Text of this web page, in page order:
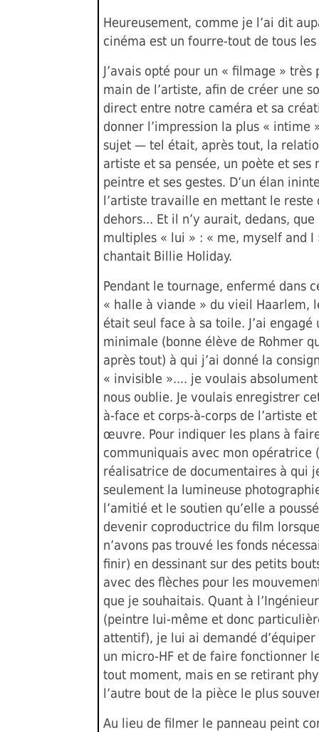
Heureusement, comme je l’ai dit
cinéma est un fourre-tout de tous
J’avais opté pour un « filmage » très
main de l’artiste, afin de créer une
direct entre notre caméra et sa
donner l’impression la plus « intime
sujet — tel était, après tout, la
artiste et sa pensée, un poète et ses
peintre et ses gestes. D’un élan
l’artiste travaille en mettant le reste
dehors... Et il n’y aurait, dedans,
multiples « lui » : « me, myself and I
chantait Billie Holiday.
Pendant le tournage, enfermé dans
« halle à viande » du vieil Haarlem,
était seul face à sa toile. J’ai engagé
minimale (bonne élève de Rohmer
après tout) à qui j’ai donné la
« invisible ».... je voulais
nous oublie. Je voulais enregistrer
à-face et corps-à-corps de l’artiste
œuvre. Pour indiquer les plans à
communiquais avec mon opératrice
réalisatrice de documentaires à qui
seulement la lumineuse
l’amitié et le soutien qu’elle a
devenir coproductrice du film
n’avons pas trouvé les fonds
finir) en dessinant sur des petits
avec des flèches pour les
que je souhaitais. Quant à
(peintre lui-même et donc
attentif), je lui ai demandé
un micro-HF et de faire fonctionner
tout moment, mais en se retirant
l’autre bout de la pièce le plus
Au lieu de filmer le panneau peint